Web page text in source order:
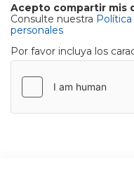
Acepto compartir mis
Consulte nuestra
personales
Por favor incluya los